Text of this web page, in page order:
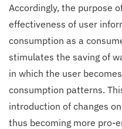
Accordingly, the purpose
effectiveness of user
consumption as a
stimulates the saving of
in which the user
consumption patterns.
introduction of changes
thus becoming more pro-